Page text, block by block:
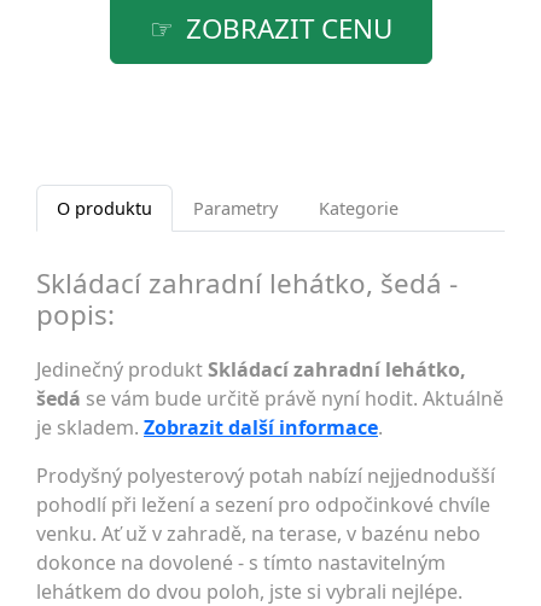
ZOBRAZIT CENU
O produktu Parametry Kategorie
Skládací zahradní lehátko, šedá -
popis:
Jedinečný produktSkládací zahradní lehátko,
šedá se vám bude určitě právě nyní hodit. Aktuálně
je skladem. Zobrazit další informace.
Prodyšný polyesterový potah nabízí nejjednodušší
pohodlí při ležení a sezení pro odpočinkové chvíle
venku. Ať už v zahradě, na terase, v bazénu nebo
dokonce na dovolené - s tímto nastavitelným
lehátkem do dvou poloh, jste si vybrali nejlépe.